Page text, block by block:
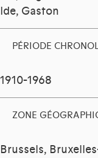
Ide, Gaston
PÉRIODE
1910-1968
ZONE
Brussels,